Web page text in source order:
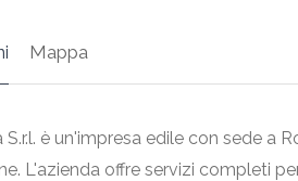
Mappa
è un'impresa edile con sede a
L'azienda offre servizi completi